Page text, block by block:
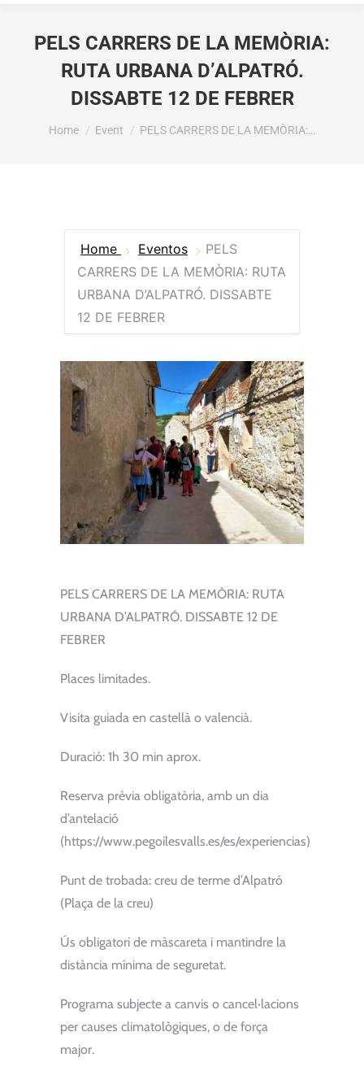
PELS CARRERS DE LA MEMÒRIA:
RUTA URBANA D’ALPATRÓ.
DISSABTE 12 DE FEBRER
You are here:
Home Event PELS CARRERS DE LA MEMÒRIA:…
Home Eventos
PELS
CARRERS DE LA MEMÒRIA: RUTA
URBANA D’ALPATRÓ. DISSABTE
12 DE FEBRER
PELS CARRERS DE LA MEMÒRIA: RUTA
URBANA D’ALPATRÓ. DISSABTE 12 DE
FEBRER
Places limitades.
Visita guiada en castellà o valencià.
Duració: 1h 30 min aprox.
Reserva prèvia obligatòria, amb un dia
d’antelació
(https://www.pegoilesvalls.es/es/experiencias)
Punt de trobada: creu de terme d’Alpatró
(Plaça de la creu)
Ús obligatori de màscareta i mantindre la
distància mínima de seguretat.
Programa subjecte a canvis o cancel·lacions
per causes climatològiques, o de força
major.